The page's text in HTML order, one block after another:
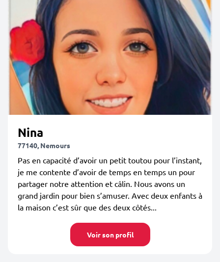
Nina
77140, Nemours
Pas en capacité d’avoir un petit toutou pour l’instant,
je me contente d’avoir de temps en temps un pour
partager notre attention et câlin. Nous avons un
grand jardin pour bien s’amuser. Avec deux enfants à
la maison c’est sûr que des deux côtés...
Voir son profil